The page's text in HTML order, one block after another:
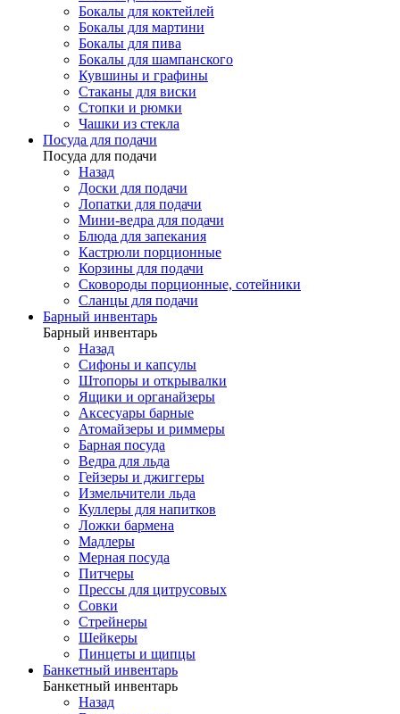
Бокалы для коктейлей
Бокалы для мартини
Бокалы для пива
Бокалы для шампанского
Кувшины и графины
Стаканы для виски
Стопки и рюмки
Чашки из стекла
Посуда для подачи
Посуда для подачи
Назад
Доски для подачи
Лопатки для подачи
Мини-ведра для подачи
Блюда для запекания
Кастрюли порционные
Корзины для подачи
Сковороды порционные, сотейники
Сланцы для подачи
Барный инвентарь
Барный инвентарь
Назад
Сифоны и капсулы
Штопоры и открывалки
Ящики и органайзеры
Аксесуары барные
Атомайзеры и риммеры
Барная посуда
Ведра для льда
Гейзеры и джиггеры
Измельчители льда
Куллеры для напитков
Ложки бармена
Мадлеры
Мерная посуда
Питчеры
Прессы для цитрусовых
Совки
Стрейнеры
Шейкеры
Пинцеты и щипцы
Банкетный инвентарь
Банкетный инвентарь
Назад